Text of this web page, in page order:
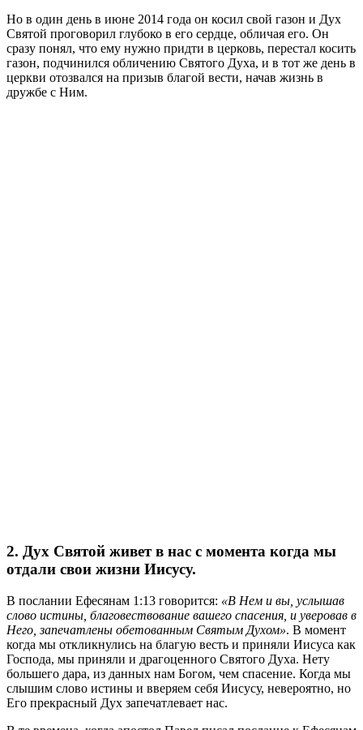
Но в один день в июне 2014 года он косил свой газон и Дух
Святой проговорил глубоко в его сердце, обличая его. Он
сразу понял, что ему нужно придти в церковь, перестал косить
газон, подчинился обличению Святого Духа, и в тот же день в
церкви отозвался на призыв благой вести, начав жизнь в
дружбе с Ним.
2. Дух Святой живет в нас с момента когда мы
отдали свои жизни Иисусу.
В послании Ефесянам 1:13 говорится: «В Нем и вы, услышав
слово истины, благовествование вашего спасения, и уверовав в
Него, запечатлены обетованным Святым Духом». В момент
когда мы откликнулись на благую весть и приняли Иисуса как
Господа, мы приняли и драгоценного Святого Духа. Нету
большего дара, из данных нам Богом, чем спасение. Когда мы
слышим слово истины и вверяем себя Иисусу, невероятно, но
Его прекрасный Дух запечатлевает нас.